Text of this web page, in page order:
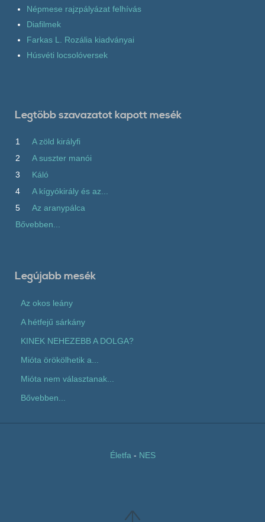
Népmese rajzpályázat felhívás
Diafilmek
Farkas L. Rozália kiadványai
Húsvéti locsolóversek
Legtöbb szavazatot kapott mesék
1
A zöld királyfi
2
A suszter manói
3
Káló
4
A kígyókirály és az...
5
Az aranypálca
Bővebben...
Legújabb mesék
Az okos leány
A hétfejű sárkány
KINEK NEHEZEBB A DOLGA?
Mióta örökölhetik a...
Mióta nem választanak...
Bővebben...
Életfa - NES